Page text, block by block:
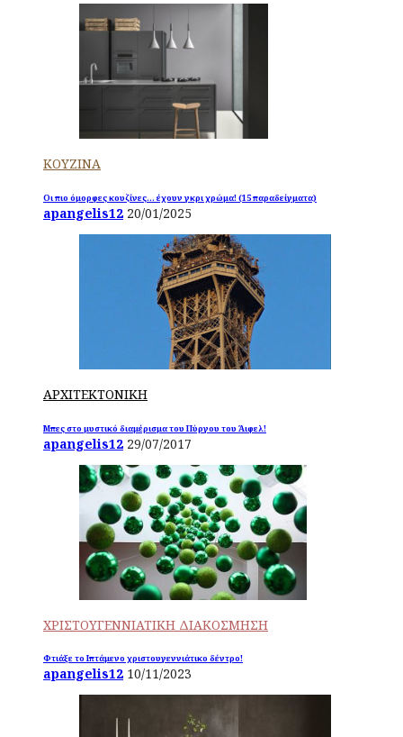
ΚΟΥΖΙΝΑ
Οι πιο όμορφες κουζίνες… έχουν γκρι χρώμα! (15 παραδείγματα)
apangelis12 20/01/2025
ΑΡΧΙΤΕΚΤΟΝΙΚΗ
Μπες στο μυστικό διαμέρισμα του Πύργου του Άιφελ!
apangelis12 29/07/2017
ΧΡΙΣΤΟΥΓΕΝΝΙΑΤΙΚΗ ΔΙΑΚΟΣΜΗΣΗ
Φτιάξε το Ιπτάμενο χριστουγεννιάτικο δέντρο!
apangelis12 10/11/2023